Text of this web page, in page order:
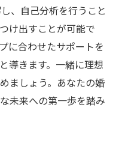
、自己分析を行うこと
け出すことが可能で
に合わせたサポートを
導きます。一緒に理想
ましょう。あなたの婚
未来への第一歩を踏み